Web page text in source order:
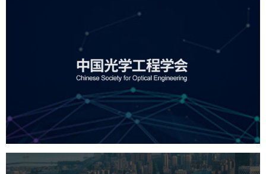
中国光学工程学会
机构组织 国企 品牌官网 网站建设 网站设计